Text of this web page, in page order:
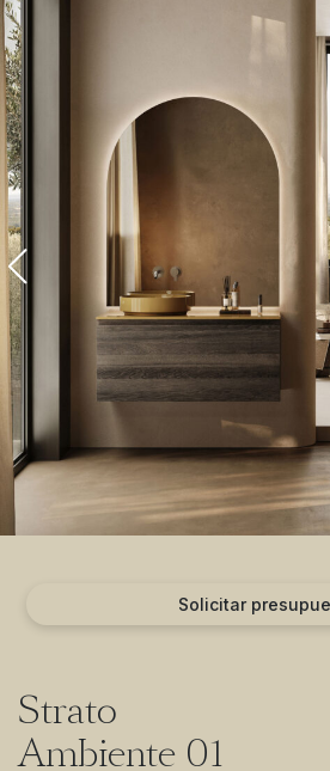
Solicitar
Strato
Ambiente 01